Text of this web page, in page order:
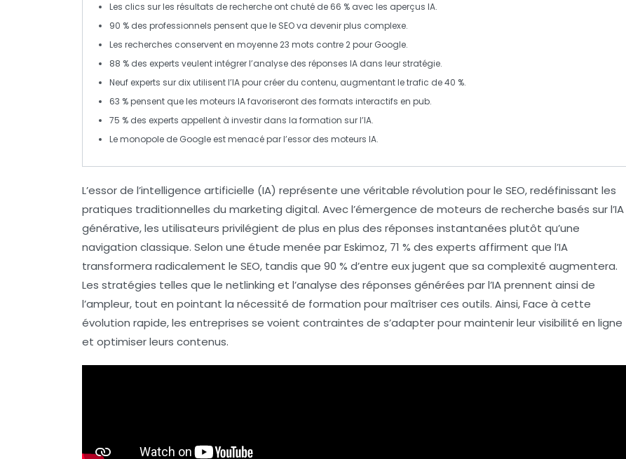
Les clics sur les résultats de recherche ont chuté de66 % avec les aperçus IA.
90 % des professionnels pensent que le SEOva devenir plus complexe.
Les recherches conservent en moyenne23 mots contre2pour Google.
88 % des experts veulent intégrer l’analyse des réponses IA dans leur stratégie.
Neuf experts sur dixutilisent l’IA pour créer du contenu, augmentant le trafic de40 %.
63 %pensent que les moteurs IA favoriseront des formats interactifs en pub.
75 % des experts appellent à investir dans la formation sur l’IA.
Le monopole de Google est menacé par l’essor des moteurs IA.
L’essor de l’intelligence artificielle (IA) représente une véritable révolution pour le SEO, redéfinissant les
pratiques traditionnelles du marketing digital. Avec l’émergence de moteurs de recherche basés sur l’IA
générative, les utilisateurs privilégient de plus en plus des réponses instantanées plutôt qu’une
navigation classique. Selon une étude menée par Eskimoz, 71 % des experts affirment que l’IA
transformera radicalement le SEO, tandis que 90 % d’entre eux jugent que sa complexité augmentera.
Les stratégies telles que le netlinking et l’analyse des réponses générées par l’IA prennent ainsi de
l’ampleur, tout en pointant la nécessité de formation pour maîtriser ces outils. Ainsi, Face à cette
évolution rapide, les entreprises se voient contraintes de s’adapter pour maintenir leur visibilité en ligne
et optimiser leurs contenus.